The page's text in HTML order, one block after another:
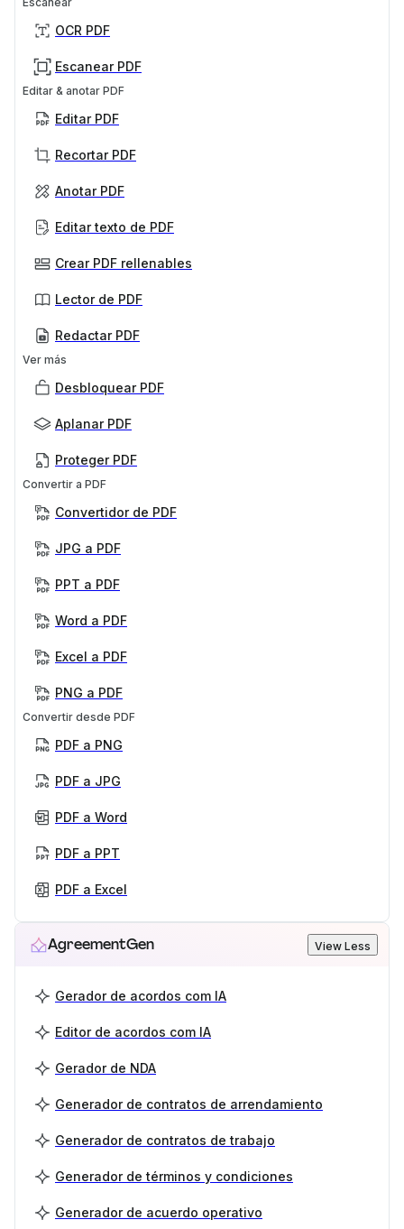
OCR PDF
Escanear PDF
Editar & anotar PDF
Editar PDF
Recortar PDF
Anotar PDF
Editar texto de PDF
Crear PDF rellenables
Lector de PDF
Redactar PDF
Ver más
Desbloquear PDF
Aplanar PDF
Proteger PDF
Convertir a PDF
Convertidor de PDF
JPG a PDF
PPT a PDF
Word a PDF
Excel a PDF
PNG a PDF
Convertir desde PDF
PDF a PNG
PDF a JPG
PDF a Word
PDF a PPT
PDF a Excel
AgreementGen View Less
Gerador de acordos com IA
Editor de acordos com IA
Gerador de NDA
Generador de contratos de arrendamiento
Generador de contratos de trabajo
Generador de términos y condiciones
Generador de acuerdo operativo